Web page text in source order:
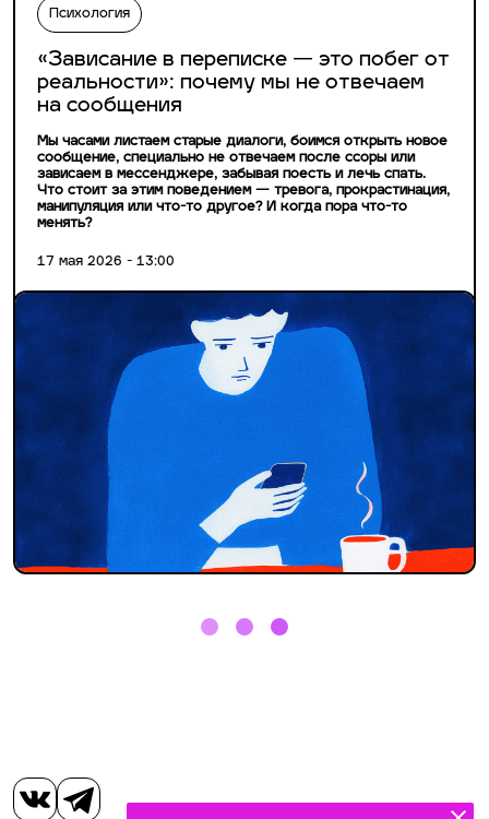
Психология
«Зависание в переписке — это побег от
реальности»: почему мы не отвечаем
на сообщения
Мы часами листаем старые диалоги, боимся открыть новое
сообщение, специально не отвечаем после ссоры или
зависаем в мессенджере, забывая поесть и лечь спать.
Что стоит за этим поведением — тревога, прокрастинация,
манипуляция или что-то другое? И когда пора что-то
менять?
17 мая 2026 - 13:00